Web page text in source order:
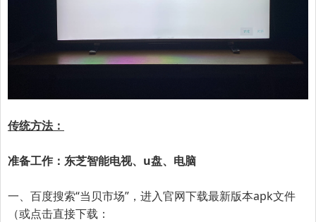
传统方法：
准备工作：东芝智能电视、u盘、电脑
一、百度搜索“当贝市场”，进入官网下载最新版本apk文件
（或点击直接下载：